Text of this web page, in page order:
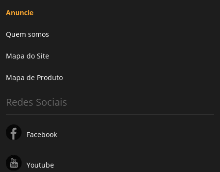
Anuncie
Quem somos
Mapa do Site
Mapa de Produto
Redes Sociais
Facebook
Youtube